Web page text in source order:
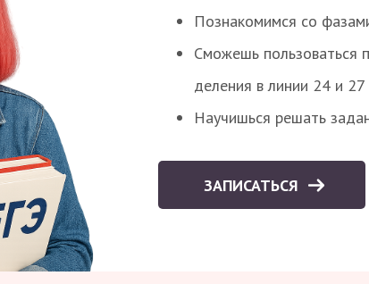
Познакомимся со
Сможешь пользоваться
деления в линии 24 и 27
Научишься решать
ЗАПИСАТЬСЯ